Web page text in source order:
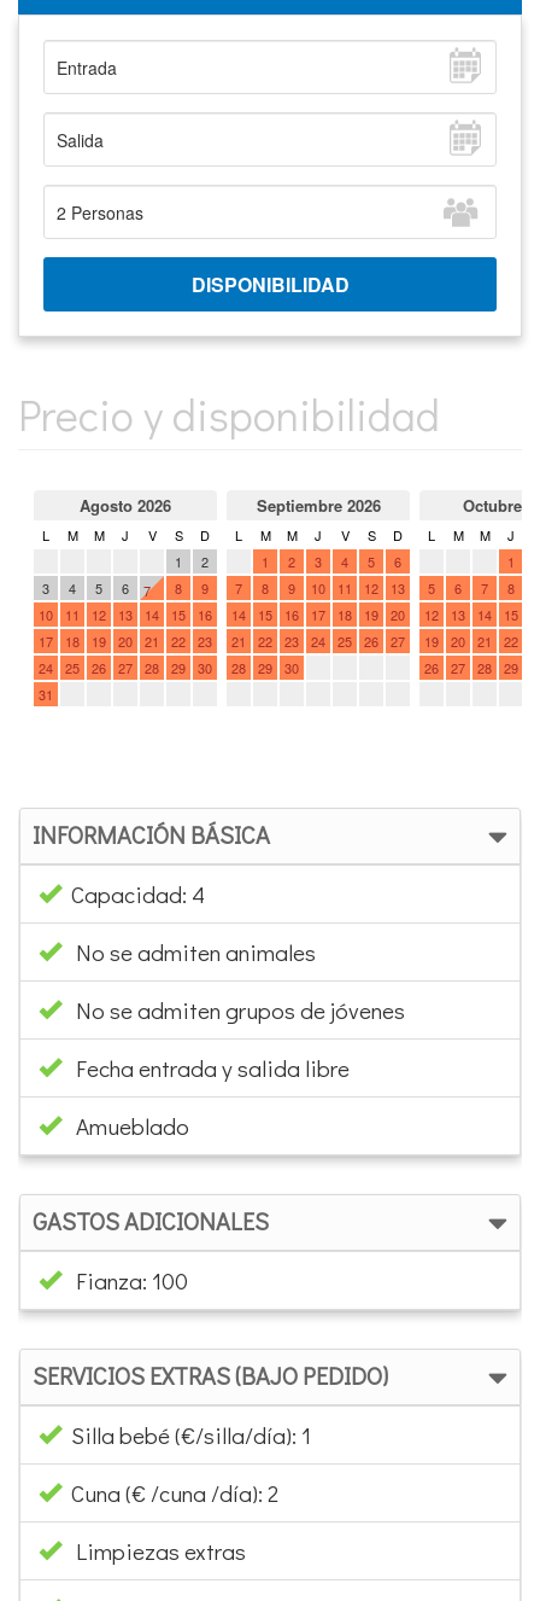
Precio y disponibilidad
INFORMACIÓN BÁSICA
Capacidad: 4
No se admiten animales
No se admiten grupos de jóvenes
Fecha entrada y salida libre
Amueblado
GASTOS ADICIONALES
Fianza: 100
SERVICIOS EXTRAS (BAJO PEDIDO)
Silla bebé (€/silla/día): 1
Cuna (€ /cuna /día): 2
Limpiezas extras